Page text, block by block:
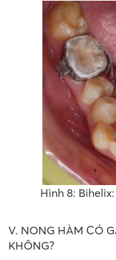
Hình 8:
V. NONG HÀM CÓ
KHÔNG?